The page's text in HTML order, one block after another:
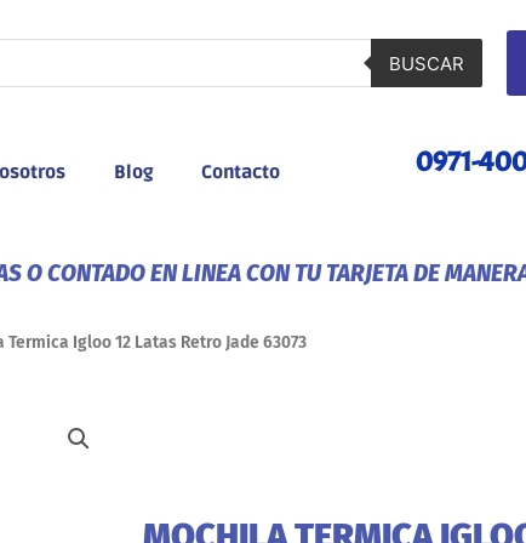
BUSCAR
Blog Contacto 0971-
O CONTADO EN LINEA CON TU TARJETA DE
Igloo 12 Latas Retro Jade 63073